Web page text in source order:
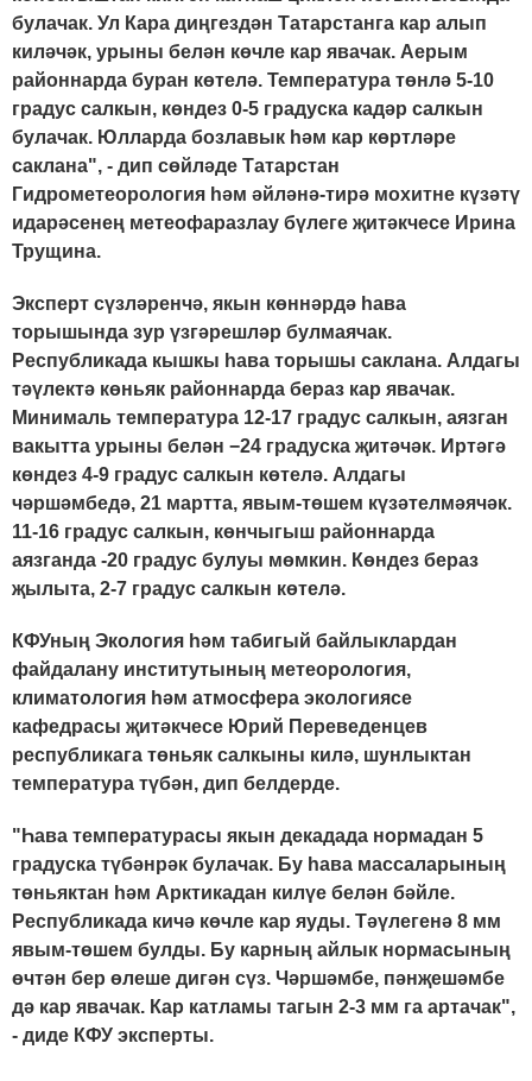
булачак. Ул Кара диңгездән Татарстанга кар алып
киләчәк, урыны белән көчле кар явачак. Аерым
районнарда буран көтелә. Температура төнлә 5-10
градус салкын, көндез 0-5 градуска кадәр салкын
булачак. Юлларда бозлавык һәм кар көртләре
саклана", - дип сөйләде Татарстан
Гидрометеорология һәм әйләнә-тирә мохитне күзәтү
идарәсенең метеофаразлау бүлеге җитәкчесе Ирина
Трущина.
Эксперт сүзләренчә, якын көннәрдә һава
торышында зур үзгәрешләр булмаячак.
Республикада кышкы һава торышы саклана. Алдагы
тәүлектә көньяк районнарда бераз кар явачак.
Минималь температура 12-17 градус салкын, аязган
вакытта урыны белән −24 градуска җитәчәк. Иртәгә
көндез 4-9 градус салкын көтелә. Алдагы
чәршәмбедә, 21 мартта, явым-төшем күзәтелмәячәк.
11-16 градус салкын, көнчыгыш районнарда
аязганда -20 градус булуы мөмкин. Көндез бераз
җылыта, 2-7 градус салкын көтелә.
КФУның Экология һәм табигый байлыклардан
файдалану институтының метеорология,
климатология һәм атмосфера экологиясе
кафедрасы җитәкчесе Юрий Переведенцев
республикага төньяк салкыны килә, шунлыктан
температура түбән, дип белдерде.
"Һава температурасы якын декадада нормадан 5
градуска түбәнрәк булачак. Бу һава массаларының
төньяктан һәм Арктикадан килүе белән бәйле.
Республикада кичә көчле кар яуды. Тәүлегенә 8 мм
явым-төшем булды. Бу карның айлык нормасының
өчтән бер өлеше дигән сүз. Чәршәмбе, пәнҗешәмбе
дә кар явачак. Кар катламы тагын 2-3 мм га артачак",
- диде КФУ эксперты.